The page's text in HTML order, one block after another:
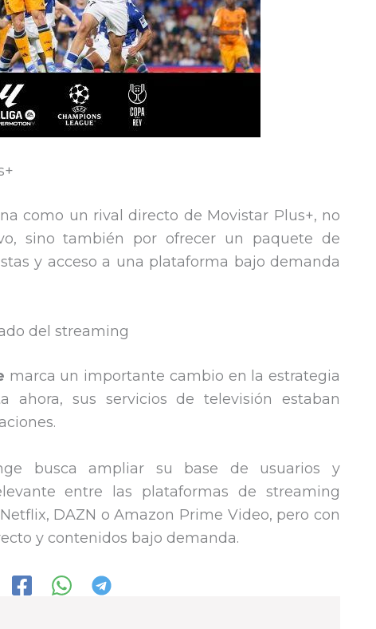
como un rival directo de Movistar Plus+, no
sino también por ofrecer un paquete de
y acceso a una plataforma bajo demanda
del streaming
marca un importante cambio en la estrategia
ahora, sus servicios de televisión estaban
busca ampliar su base de usuarios y
entre las plataformas de streaming
DAZN o Amazon Prime Video, pero con
y contenidos bajo demanda.